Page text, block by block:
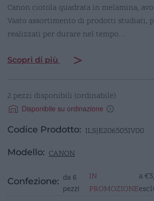
Canon ciotola quadrata in melamina,
Vasto assortimento di prodotti studiati,
realizzati per durare nel tempo…
Scopri di più
2 pezzi disponibili (ordinabile)
Disponibile su ordinazione
Codice Prodotto: ILS|E206505IV00
Modello: CANON
Confezione: da 6
pezzi
IN
PROMOZIONE
a€